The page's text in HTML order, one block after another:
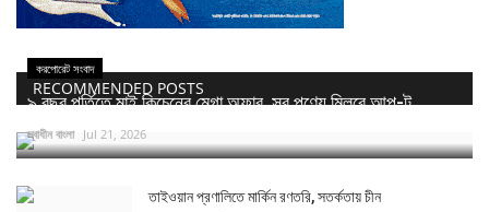
RECOMMENDED POSTS
করপোরেট সংবাদ
৯ বছর পূর্তিতে মাই কিচেনের মেগা অফার, সব পণ্যে মিলবে আপ-টু...
স্বাধীন বাংলা Jul 21, 2026
তাইওয়ান প্রণালিতে মার্কিন রণতরি, সতর্কতায় চীন